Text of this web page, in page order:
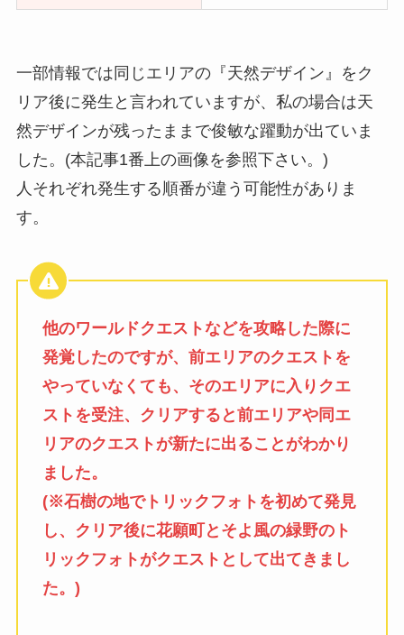
一部情報では同じエリアの『天然デザイン』をク
リア後に発生と言われていますが、私の場合は天
然デザインが残ったままで俊敏な躍動が出ていま
した。(本記事1番上の画像を参照下さい。)
人それぞれ発生する順番が違う可能性がありま
す。
他のワールドクエストなどを攻略した際に
発覚したのですが、前エリアのクエストを
やっていなくても、そのエリアに入りクエ
ストを受注、クリアすると前エリアや同エ
リアのクエストが新たに出ることがわかり
ました。
(※石樹の地でトリックフォトを初めて発見
し、クリア後に花願町とそよ風の緑野のト
リックフォトがクエストとして出てきまし
た。)